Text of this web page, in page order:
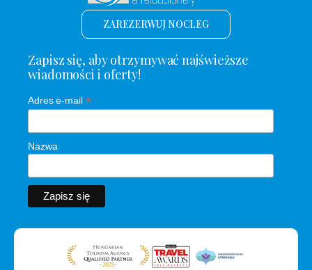
ZAREZERWUJ NOCLEG
Zapisz się, aby otrzymywać najświeższe
wiadomości i oferty!
Adres e-mail *
Nazwa